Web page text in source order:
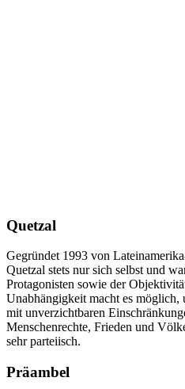
Quetzal
Gegründet 1993 von
Quetzal stets nur sich selbst und
Protagonisten sowie der
Unabhängigkeit macht es
mit unverzichtbaren
Menschenrechte, Frieden und
sehr parteiisch.
Präambel